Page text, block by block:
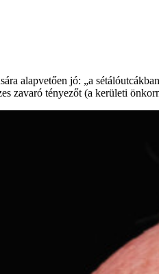
alapvetően jó: „a
tényezőt (a kerületi